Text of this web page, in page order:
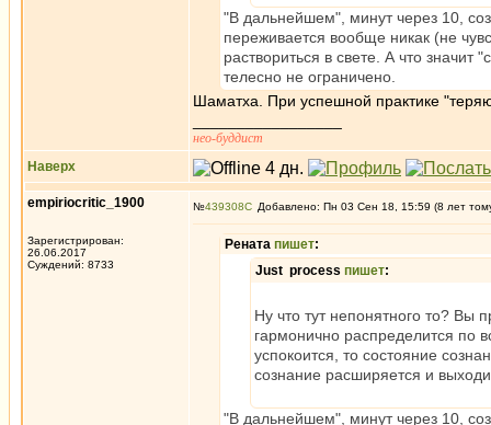
"В дальнейшем", минут через 10,
переживается вообще никак (не
раствориться в свете. А что
телесно не ограничено.
Шаматха. При успешной практике
нео-буддист
Наверх
empiriocritic_1900
Зарегистрирован:
26.06.2017
Суждений: 8733
№439308 Добавлено: Пн 03 Сен 18, 15:59 (8 лет
Рената пишет:
Just process пишет:
Ну что тут непонятного то? Вы
гармонично распределится по
успокоится, то состояние
сознание расширяется и
"В дальнейшем", минут через 10,